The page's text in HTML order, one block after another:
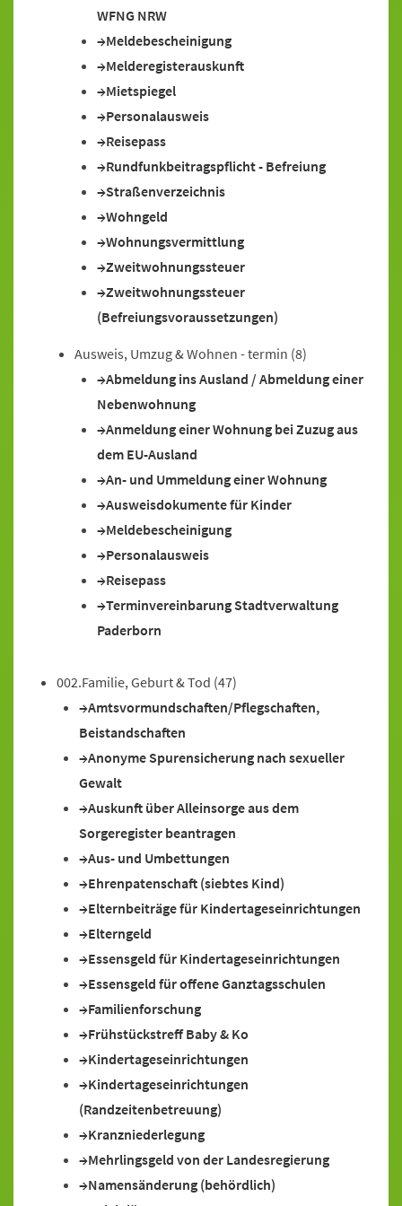
WFNG NRW
Meldebescheinigung
Melderegisterauskunft
Mietspiegel
Personalausweis
Reisepass
Rundfunkbeitragspflicht - Befreiung
Straßenverzeichnis
Wohngeld
Wohnungsvermittlung
Zweitwohnungssteuer
Zweitwohnungssteuer
(Befreiungsvoraussetzungen)
Ausweis, Umzug & Wohnen - termin (8)
Abmeldung ins Ausland / Abmeldung einer
Nebenwohnung
Anmeldung einer Wohnung bei Zuzug aus
dem EU-Ausland
An- und Ummeldung einer Wohnung
Ausweisdokumente für Kinder
Meldebescheinigung
Personalausweis
Reisepass
Terminvereinbarung Stadtverwaltung
Paderborn
002.Familie, Geburt & Tod (47)
Amtsvormundschaften/Pflegschaften,
Beistandschaften
Anonyme Spurensicherung nach sexueller
Gewalt
Auskunft über Alleinsorge aus dem
Sorgeregister beantragen
Aus- und Umbettungen
Ehrenpatenschaft (siebtes Kind)
Elternbeiträge für Kindertageseinrichtungen
Elterngeld
Essensgeld für Kindertageseinrichtungen
Essensgeld für offene Ganztagsschulen
Familienforschung
Frühstückstreff Baby & Ko
Kindertageseinrichtungen
Kindertageseinrichtungen
(Randzeitenbetreuung)
Kranzniederlegung
Mehrlingsgeld von der Landesregierung
Namensänderung (behördlich)